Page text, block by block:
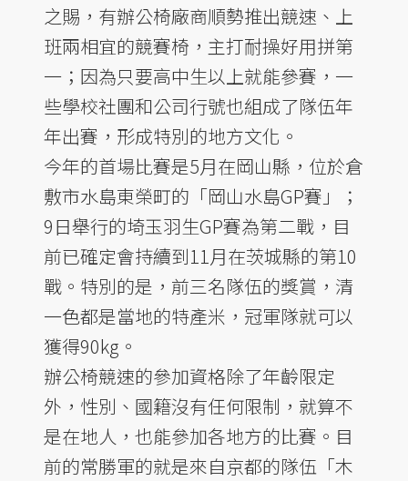
之賜，有辦公椅廠商順勢推出競速、上
班兩相宜的競賽椅，主打耐操好用拼第
一；因為只要高中生以上就能參賽，一
些學校社團和公司行號也組成了隊伍年
年出賽，形成特別的地方文化。
今年的首場比賽是5月在岡山縣，位於倉
敷市水島東榮町的「岡山水島GP賽」；
9日舉行的埼玉羽生GP賽為第二戰，目
前已確定會持續到11月在茨城縣的第10
戰。特別的是，前三名隊伍的獎賞，清
一色都是當地的特產米，冠軍隊就可以
獲得90kg。
辦公椅競速的參加資格除了年齡限定
外，性別、國籍沒有任何限制，就算不
是在地人，也能參加各地方的比賽。目
前的常勝軍的就是來自京都的隊伍「木